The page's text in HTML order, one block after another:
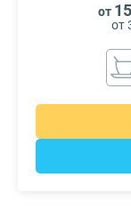
от
от